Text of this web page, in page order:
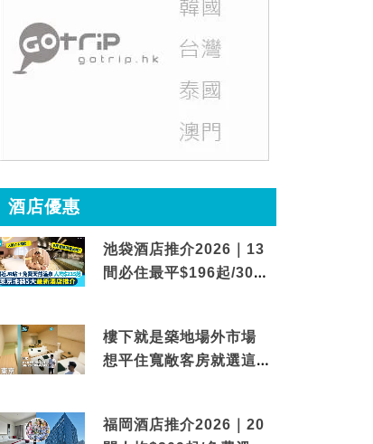
酒店優惠
池袋酒店推介2026｜13
間必住最平$196起/30秒
樓下就是築地場外市場
想平住寬敞客房就選這間
福岡酒店推介2026｜20